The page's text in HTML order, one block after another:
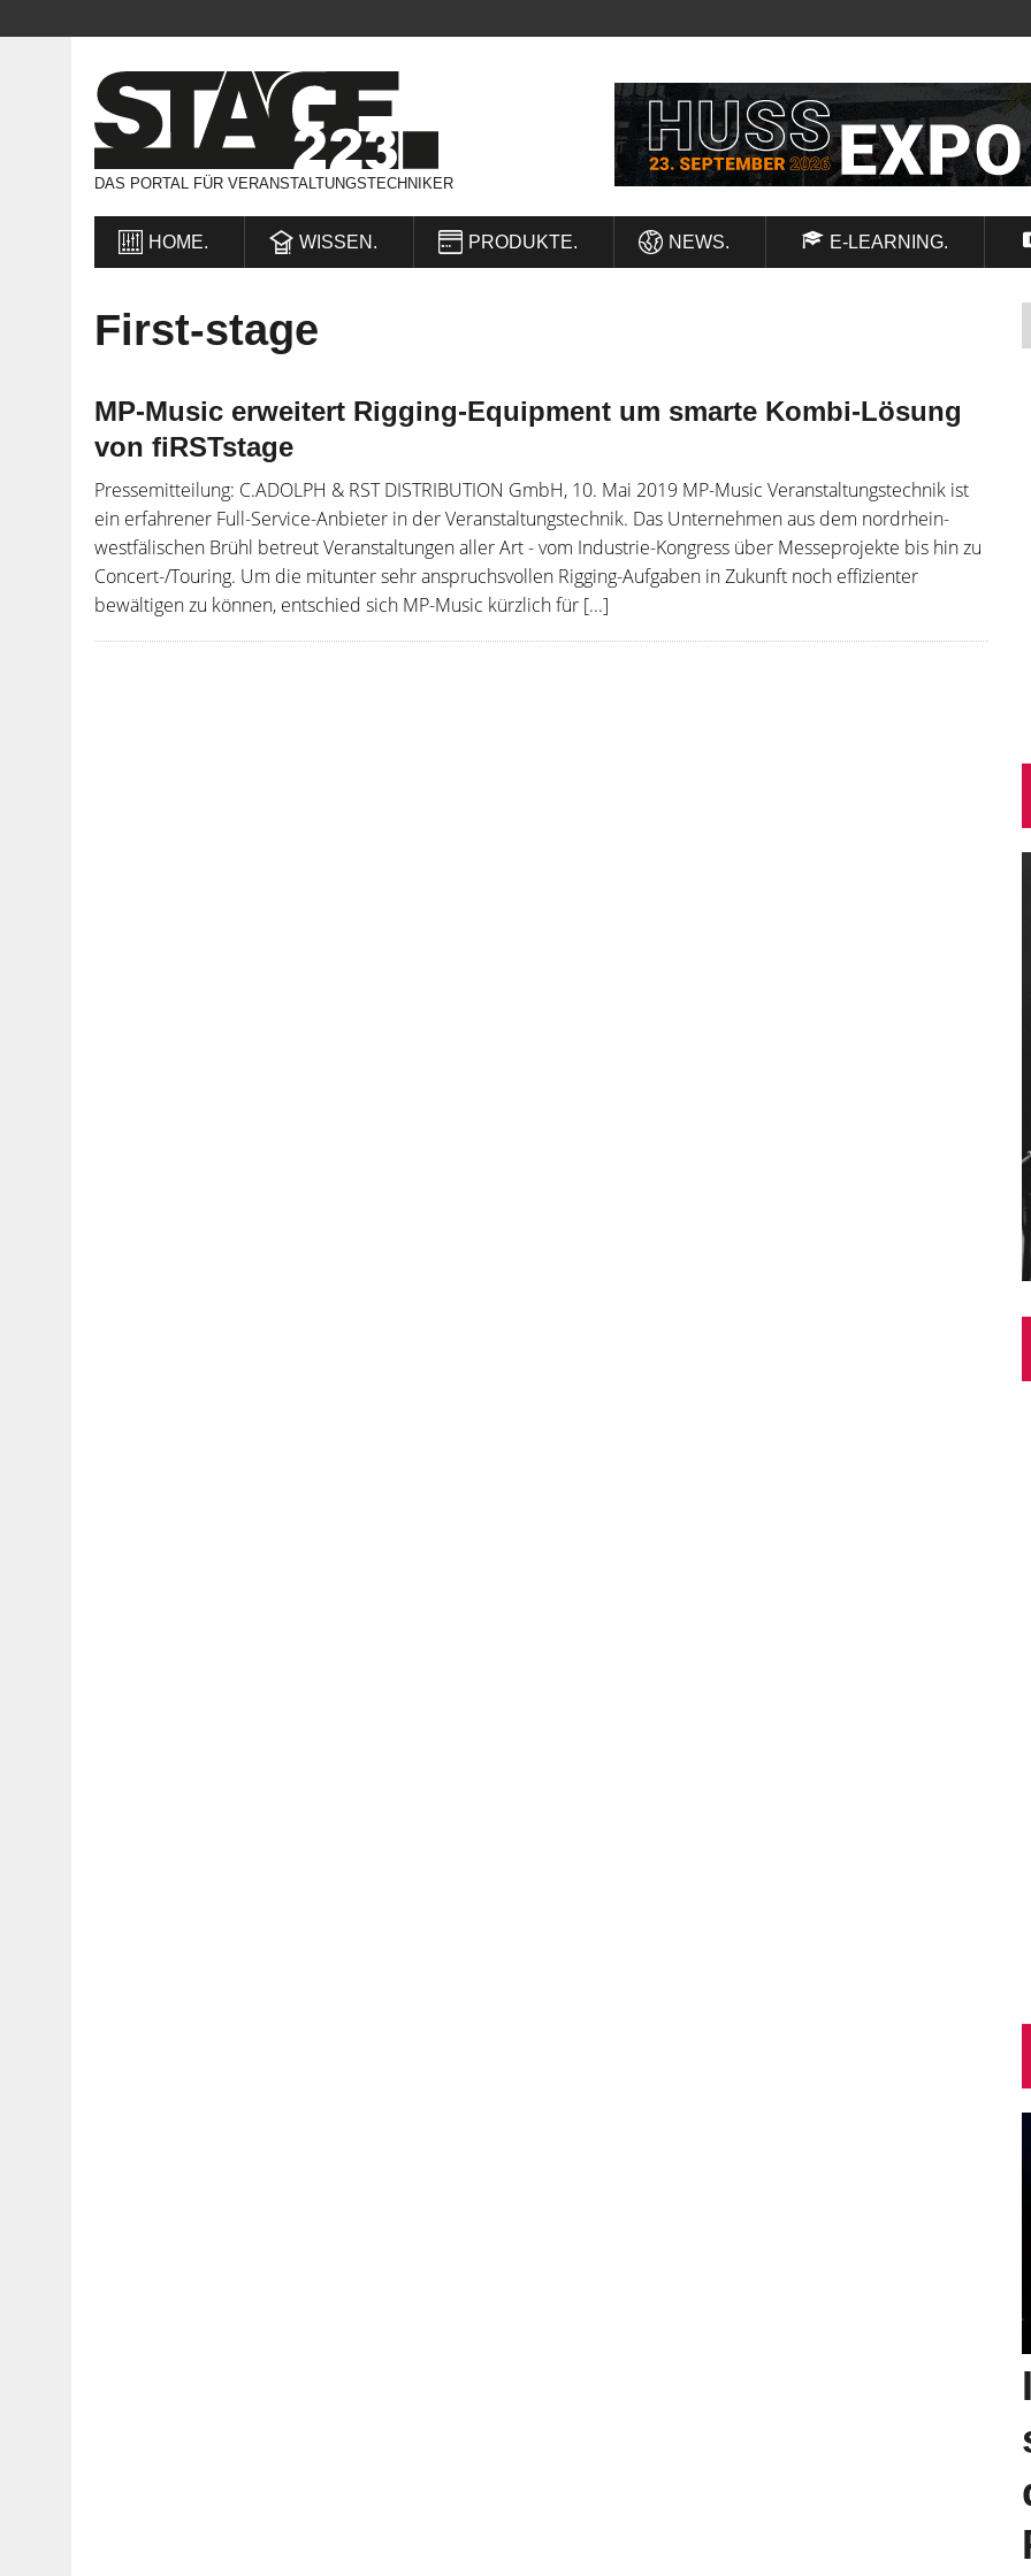
DAS PORTAL FÜR VERANSTALTUNGSTECHNIKER
HOME. WISSEN. PRODUKTE. NEWS. E-LEARNING.
First-stage
MP-Music erweitert Rigging-Equipment um smarte Kombi-Lösung
von fiRSTstage
Pressemitteilung: C.ADOLPH & RST DISTRIBUTION GmbH, 10. Mai 2019 MP-Music Veranstaltungstechnik ist
ein erfahrener Full-Service-Anbieter in der Veranstaltungstechnik. Das Unternehmen aus dem nordrhein-
westfälischen Brühl betreut Veranstaltungen aller Art - vom Industrie-Kongress über Messeprojekte bis hin zu
Concert-/Touring. Um die mitunter sehr anspruchsvollen Rigging-Aufgaben in Zukunft noch effizienter
bewältigen zu können, entschied sich MP-Music kürzlich für [...]